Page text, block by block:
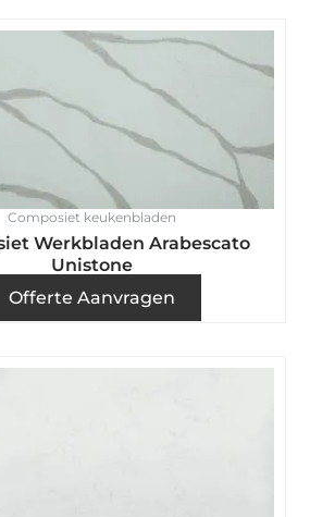
Composiet keukenbladen
Werkbladen Arabescato
Unistone
Offerte Aanvragen